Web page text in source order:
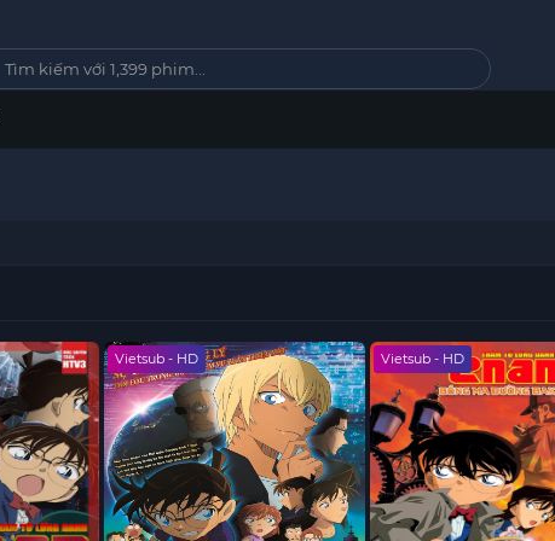
Vietsub - HD Vietsub - HD